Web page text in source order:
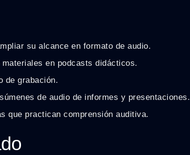
su alcance en formato de audio.
en podcasts didácticos.
de grabación.
de audio de informes y presentaciones.
que practican comprensión auditiva.